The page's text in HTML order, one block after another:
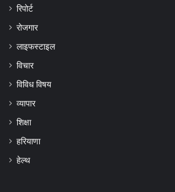
रिपोर्ट
रोजगार
लाइफस्टाइल
विचार
विविध विषय
व्यापार
शिक्षा
हरियाणा
हेल्‍थ